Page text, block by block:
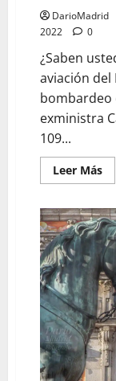
el
DarioMadrid
2022
0
¿Saben
aviación del
bombardeo
exministra
109...
Leer Más
el
la
del
en
de